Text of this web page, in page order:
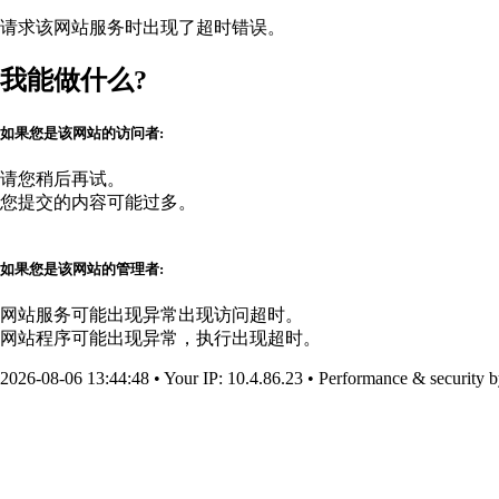
请求该网站服务时出现了超时错误。
我能做什么?
如果您是该网站的访问者:
请您稍后再试。
您提交的内容可能过多。
如果您是该网站的管理者:
网站服务可能出现异常出现访问超时。
网站程序可能出现异常，执行出现超时。
2026-08-06 13:44:48 • Your IP: 10.4.86.23 • Performance & security